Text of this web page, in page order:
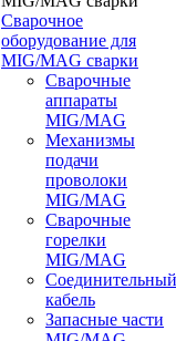
Сварочное
оборудование для
MIG/MAG сварки
Сварочные
аппараты
MIG/MAG
Механизмы
подачи
проволоки
MIG/MAG
Сварочные
горелки
MIG/MAG
Соединительный
кабель
Запасные части